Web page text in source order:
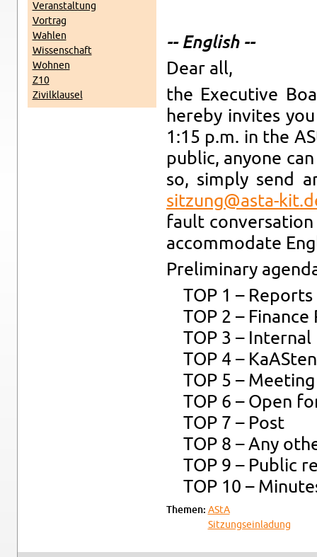
Ve­r­anstal­tung
Vor­trag
Wahlen
Wis­senschaft
Wohnen
Z10
Zivilk­lausel
-- Eng­lish --
Dear all,
the Ex­ec­u­tive
hereby in­vites
1:15 p.m. in the
pub­lic, any­one
so, sim­ply send
sitzung@​asta-​
fault
ac­com­mo­date
Pre­lim­i­nary
TOP 1 – Re­ports
TOP 2 – Fi­nance
TOP 3 – In­ter­nal
TOP 4 –
TOP 5 –
TOP 6 – Open
TOP 7 – Post
TOP 8 – Any
TOP 9 – Pub­lic
TOP 10 –
The­men: AStA
Sitzung­sein­ladung